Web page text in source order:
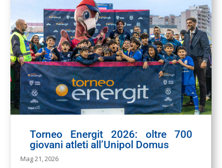
Torneo Energit 2026: oltre 700
giovani atleti all’Unipol Domus
Mag 21, 2026